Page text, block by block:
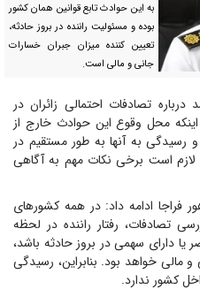
به این حوادث تابع قوانین همان کشور
بوده و مسئولیت راننده در بروز حادثه،
تعیین کننده میزان جبران خسارات
جانی و مالی است.
تصادفات احتمالی زائران در
محل وقوع این حوادث خارج از
رسیدگی به آنها به طور مستقیم در
است برخی نکات مهم به آگاهی
فراجا ادامه داد: در همه کشور‌های
تصادفات، رفتار راننده در لحظه
یا دارای سهمی در بروز حادثه باشد،
خواهد بود. بنابراین، رسیدگی
کشور ندارد.